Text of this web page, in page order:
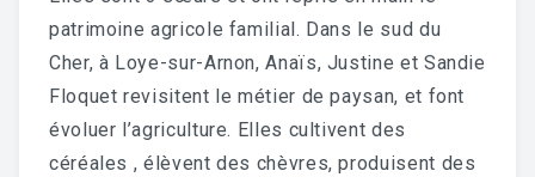
patrimoine agricole familial. Dans le sud du
Cher, à Loye-sur-Arnon, Anaïs, Justine et Sandie
Floquet revisitent le métier de paysan, et font
évoluer l’agriculture. Elles cultivent des
céréales , élèvent des chèvres, produisent des